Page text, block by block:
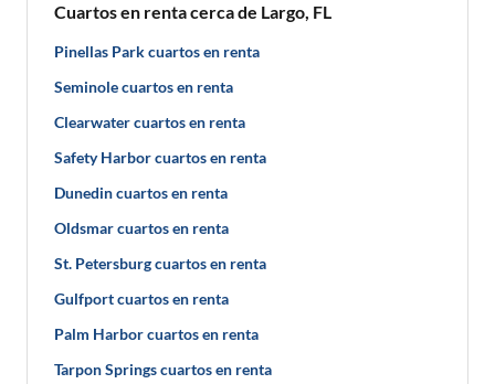
Cuartos en renta cerca de Largo, FL
Pinellas Park cuartos en renta
Seminole cuartos en renta
Clearwater cuartos en renta
Safety Harbor cuartos en renta
Dunedin cuartos en renta
Oldsmar cuartos en renta
St. Petersburg cuartos en renta
Gulfport cuartos en renta
Palm Harbor cuartos en renta
Tarpon Springs cuartos en renta